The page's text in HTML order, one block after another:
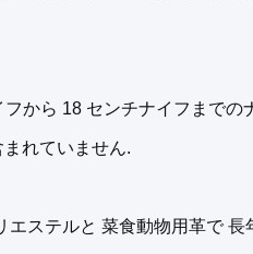
から 18 センチナイフまでの
れていません.
ステルと 菜食動物用革で 長